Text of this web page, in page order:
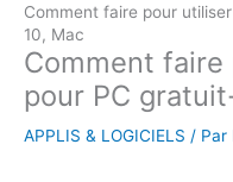
Comment faire pour
10, Mac
Comment
pour PC
APPLIS & LOGICIELS / Par